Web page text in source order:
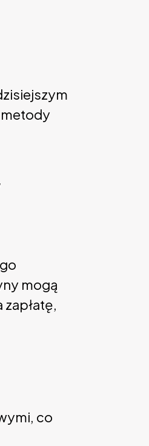
mogą
co